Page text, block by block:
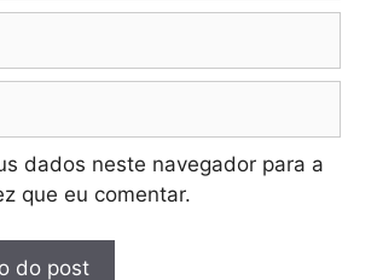
dados neste navegador para a
que eu comentar.